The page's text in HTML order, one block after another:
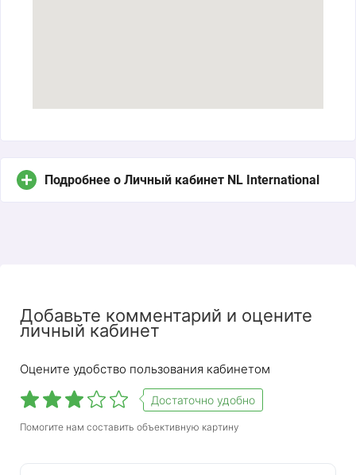
Подробнее о Личный кабинет NL International
Добавьте комментарий и оцените
личный кабинет
Оцените удобство пользования кабинетом
Достаточно удобно
Помогите нам составить объективную картину